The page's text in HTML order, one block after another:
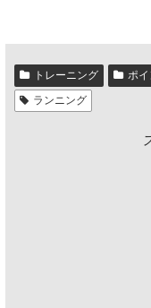
トレーニング ポ
ランニング